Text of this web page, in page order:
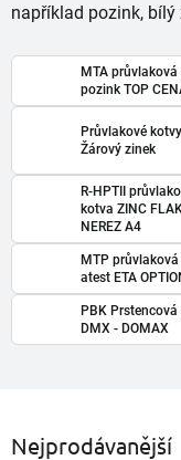
například pozink, bílý
MTA průvlaková
pozink TOP
Průvlakové kotvy
Žárový zinek
R-HPTII
kotva ZINC
NEREZ A4
MTP průvlaková
atest ETA
PBK Prstencová
DMX - DOMAX
Nejprodávanější